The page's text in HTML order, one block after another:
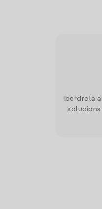
Iberdrola
solucions